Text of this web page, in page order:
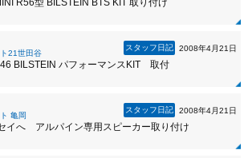
R56型 BILSTEIN BTS KIT 取り付け
スタッフ日記 2008年4月21日
21世田谷
BILSTEIN パフォーマンスKIT 取付
スタッフ日記 2008年4月21日
亀岡
イへ アルパイン専用スピーカー取り付け